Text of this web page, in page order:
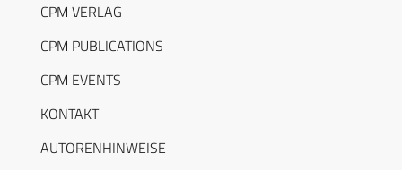
CPM VERLAG
CPM PUBLICATIONS
CPM EVENTS
KONTAKT
AUTORENHINWEISE